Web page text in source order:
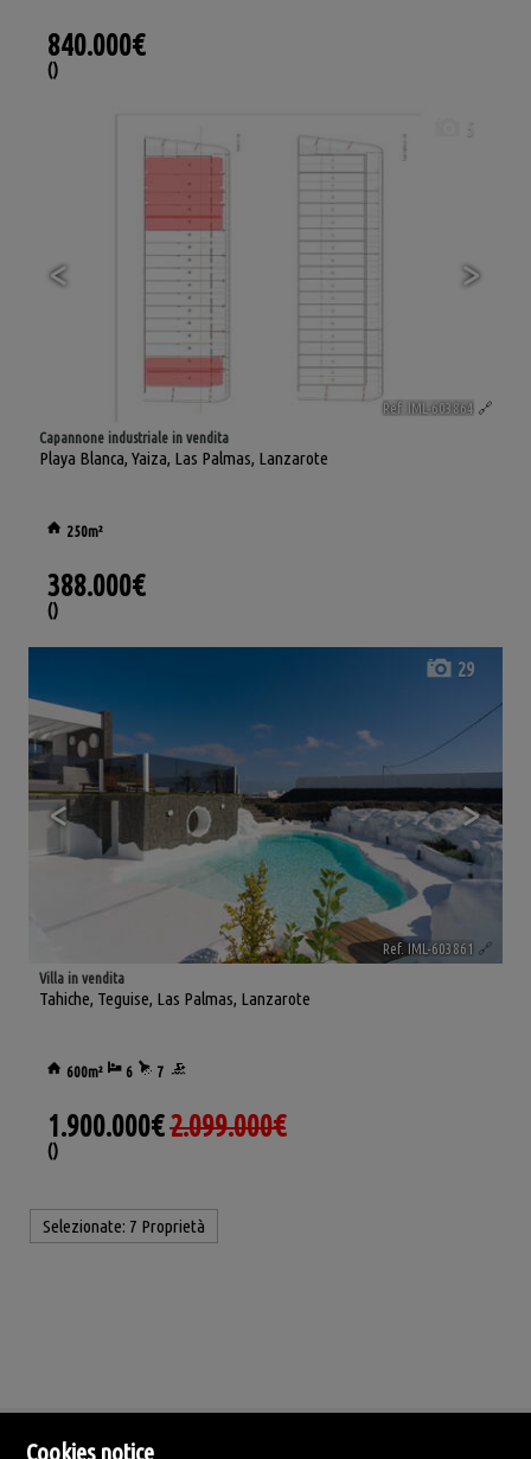
840.000€
()
< >
5
Ref. IML-603864 🔗
Playa Blanca, Yaiza, Las Palmas, Lanzarote
Capannone industriale in vendita
250m²
388.000€
()
< >
29
Ref. IML-603861 🔗
Tahiche, Teguise, Las Palmas, Lanzarote
Villa in vendita
600m² 6 7
1.900.000€2.099.000€
()
Selezionate: 7 Proprietà
Cookies notice